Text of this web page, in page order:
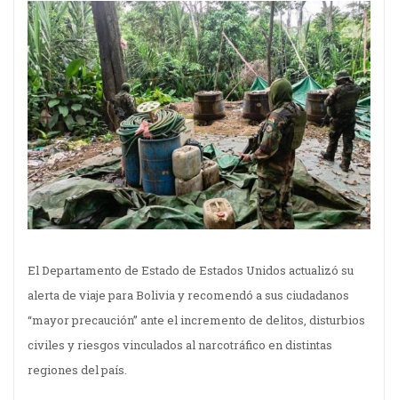
El Departamento de Estado de Estados Unidos actualizó su
alerta de viaje para Bolivia y recomendó a sus ciudadanos
“mayor precaución” ante el incremento de delitos, disturbios
civiles y riesgos vinculados al narcotráfico en distintas
regiones del país.